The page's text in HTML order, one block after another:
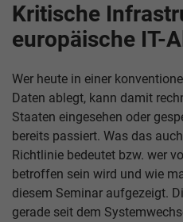
Kritische
europäische IT-
Wer heute in einer
Daten ablegt, kann damit
Staaten eingesehen oder
bereits passiert. Was das
Richtlinie bedeutet bzw. wer
betroffen sein wird und wie
diesem Seminar aufgezeigt.
gerade seit dem